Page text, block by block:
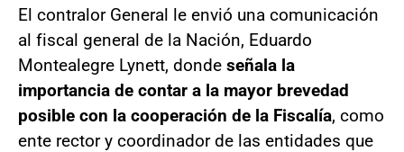
El contralor General le envió una comunicación
al fiscal general de la Nación, Eduardo
Montealegre Lynett, donde señala la
importancia de contar a la mayor brevedad
posible con la cooperación de la Fiscalía, como
ente rector y coordinador de las entidades que